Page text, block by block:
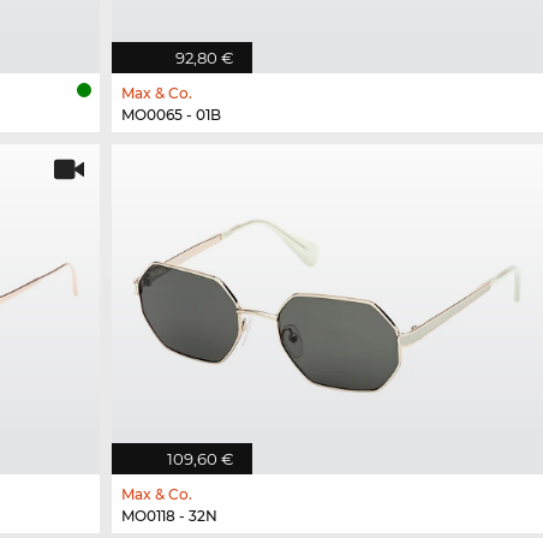
92,80 €
Max & Co.
MO0065 - 01B
109,60 €
Max & Co.
MO0118 - 32N